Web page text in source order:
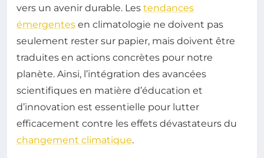
vers un avenir durable. Les tendances
émergentes en climatologie ne doivent pas
seulement rester sur papier, mais doivent être
traduites en actions concrètes pour notre
planète. Ainsi, l’intégration des avancées
scientifiques en matière d’éducation et
d’innovation est essentielle pour lutter
efficacement contre les effets dévastateurs du
changement climatique.